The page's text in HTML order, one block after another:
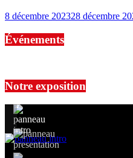
8 décembre 202328 décembre
Événements
Notre exposition